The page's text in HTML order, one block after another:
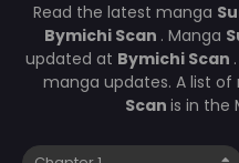
Read the latest manga
Bymichi Scan . Manga
updated at Bymichi Scan
manga updates. A list
Scan is in the